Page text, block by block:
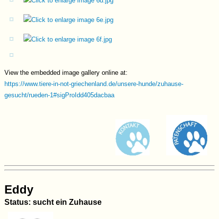
Obstplantagevon Maria. Doch während seine beiden Gefährten ein
Zuhause sowie eine Pflegestelle gefunden haben, blieb Günni alleine
zurück. Glücklicherweise konnten wir auch für ihn einen Platz als
Pflegehund organisieren, sodass Günni seit dem 28.02.2026 in
Bayern lebt und nun endlich die Chance bekommt, das Leben in
einem Zuhause kennenzulernen.
Charakter
Günni ist ein freundlicher, sehr aufgeschlossener und absolut
lernwilliger Hund. Man merkt deutlich, dass er nach seinem
und lernen . Mit anderen Hunden zeigt er sich sehr sozial. Er
begegnet ihnen freundlich, respektvoll und offen. Katzen kennt er
ebenfalls, ist ihnen gegenüber jedoch noch recht ungestüm - hier
braucht es in einem neuen Zuhause eine ruhige und geduldige
Aktivitäten liebt. Er bringt viel Energie und Dynamik mit und möchte
diese auch ausleben dürfen. Gleichzeitig genießt er die Zuwendung
und zeigt sich seinem Menschen gegenüber anhänglich und
zugewandt. Günni steht noch am Anfang und muss vieles lernen. Er
View the embedded image gallery online at:
https://www.tiere-in-not-griechenland.de/unsere-hunde/zuhause-
gesucht/rueden-1#sigProIdd405dacbaa
Eddy
Status: sucht ein Zuhause